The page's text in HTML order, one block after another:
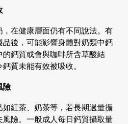
在健康層面仍有不同說法。有
後，可能影響身體對奶類中鈣
鈣質或會與咖啡所含草酸結
質未能有效被吸收。
險
如紅茶、奶茶等，若長期過量攝
險。一般成人每日鈣質攝取量